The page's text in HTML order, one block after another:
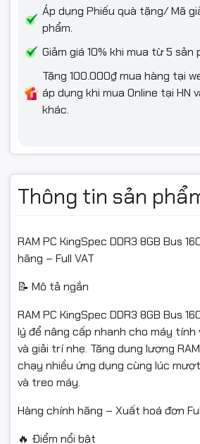
Áp dụng Phiếu quà tặng/ Mã
phẩm.
Giảm giá 10% khi mua từ 5 sản
Tặng 100.000₫ mua hàng tại
áp dụng khi mua Online tại HN
khác.
Thông tin sản
RAM PC KingSpec DDR3 8GB Bus
hãng – Full VAT
📝 Mô tả ngắn
RAM PC KingSpec DDR3 8GB Bus
lý để nâng cấp nhanh cho máy tính
và giải trí nhẹ. Tăng dung lượng
chạy nhiều ứng dụng cùng lúc
và treo máy.
Hàng chính hãng – Xuất hoá đơn
🔥 Điểm nổi bật
Vui lòng quay video rõ quá trình mở
nếu có:
Va đập, móp méo, gãy chân, lỗi vận
Giao nhầm sản phẩm/mã/bus/dung
Khe RAM
Tương thích main
Hàng gửi hoàn cần:
Nguyên trạng, không trầy xước,
Đủ hộp, vỏ, tem, hoá đơn, phụ kiện
Chỉ hỗ trợ đổi/hoàn khi sản phẩm vẫn
còn trong thời gian quy định của sàn.
#RAM #KingSpec #DDR3 #8GB
#RAMPC #HangChinhHang #FullVAT